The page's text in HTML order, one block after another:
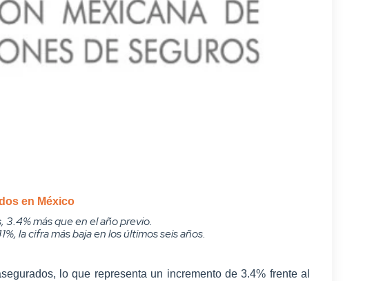
en México
más que en el año previo.
la cifra más baja en los últimos seis años.
lo que representa un incremento de 3.4% frente al